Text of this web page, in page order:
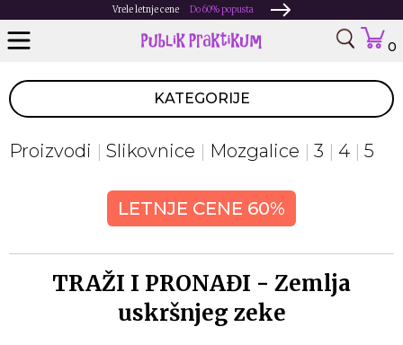
Vrele letnje cene Do 60% popusta
0
KATEGORIJE
Proizvodi Slikovnice Mozgalice 3 4 5
LETNJE CENE 60%
TRAŽI I PRONAĐI - Zemlja
uskršnjeg zeke